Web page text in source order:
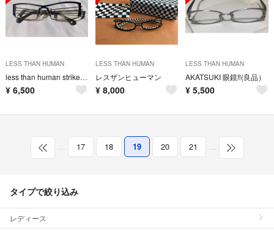
LESS THAN HUMAN
less than human strike レスザンヒューマン ストライク
¥ 6,500
LESS THAN HUMAN
レスザンヒューマン
¥ 8,000
LESS THAN HUMAN
AKATSUKI 眼鏡‼️(良品）
¥ 5,500
… 17 18 19 20 21 …
タイプで絞り込み
レディース